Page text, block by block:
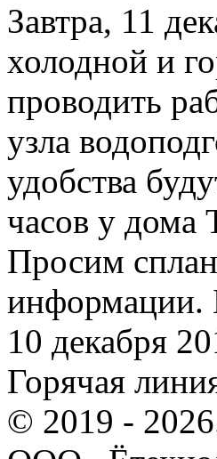
Завтра, 11
холодной и
проводить
узла
удобства
часов у дома
Просим
информации.
10 декабря
Горячая
© 2019 -